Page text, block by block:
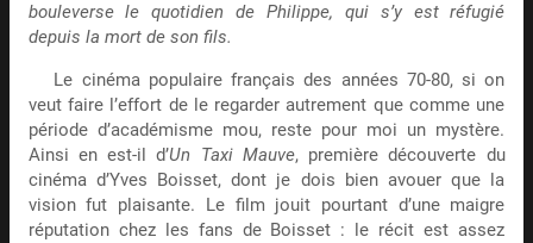
bouleverse le quotidien de Philippe, qui s’y est réfugié
depuis la mort de son fils.
Le cinéma populaire français des années 70-80, si on
veut faire l’effort de le regarder autrement que comme une
période d’académisme mou, reste pour moi un mystère.
Ainsi en est-il d’Un Taxi Mauve, première découverte du
cinéma d’Yves Boisset, dont je dois bien avouer que la
vision fut plaisante. Le film jouit pourtant d’une maigre
réputation chez les fans de Boisset : le récit est assez